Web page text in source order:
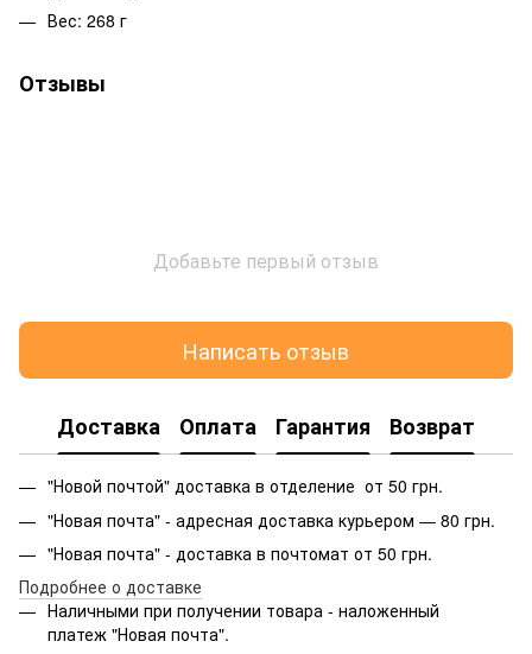
Вес: 268 г
Отзывы
Добавьте первый отзыв
Написать отзыв
Доставка Оплата Гарантия Возврат
"Новой почтой" доставка в отделение от 50 грн.
"Новая почта" - адресная доставка курьером — 80 грн.
"Новая почта" - доставка в почтомат от 50 грн.
Подробнее о доставке
Наличными при получении товара - наложенный
платеж "Новая почта".